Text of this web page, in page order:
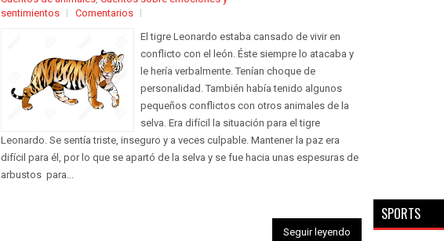
sentimientos
Comentarios
El tigre Leonardo estaba cansado de vivir en
conflicto con el león. Éste siempre lo atacaba y
le hería verbalmente. Tenían choque de
personalidad. También había tenido algunos
pequeños conflictos con otros animales de la
selva. Era difícil la situación para el tigre
Leonardo. Se sentía triste, inseguro y a veces culpable. Mantener la paz era
difícil para él, por lo que se apartó de la selva y se fue hacia unas espesuras de
arbustos para...
Seguir leyendo
SPORTS